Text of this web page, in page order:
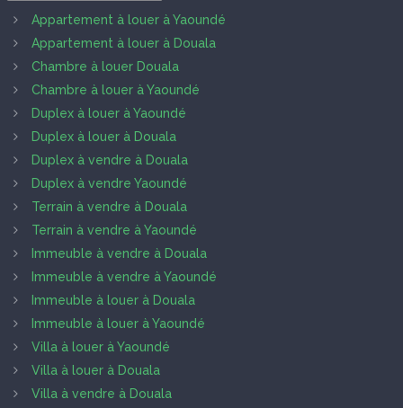
Appartement à louer à Yaoundé
Appartement à louer à Douala
Chambre à louer Douala
Chambre à louer à Yaoundé
Duplex à louer à Yaoundé
Duplex à louer à Douala
Duplex à vendre à Douala
Duplex à vendre Yaoundé
Terrain à vendre à Douala
Terrain à vendre à Yaoundé
Immeuble à vendre à Douala
Immeuble à vendre à Yaoundé
Immeuble à louer à Douala
Immeuble à louer à Yaoundé
Villa à louer à Yaoundé
Villa à louer à Douala
Villa à vendre à Douala